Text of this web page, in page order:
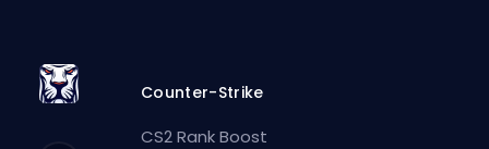
Counter-Strike
CS2 Rank Boost